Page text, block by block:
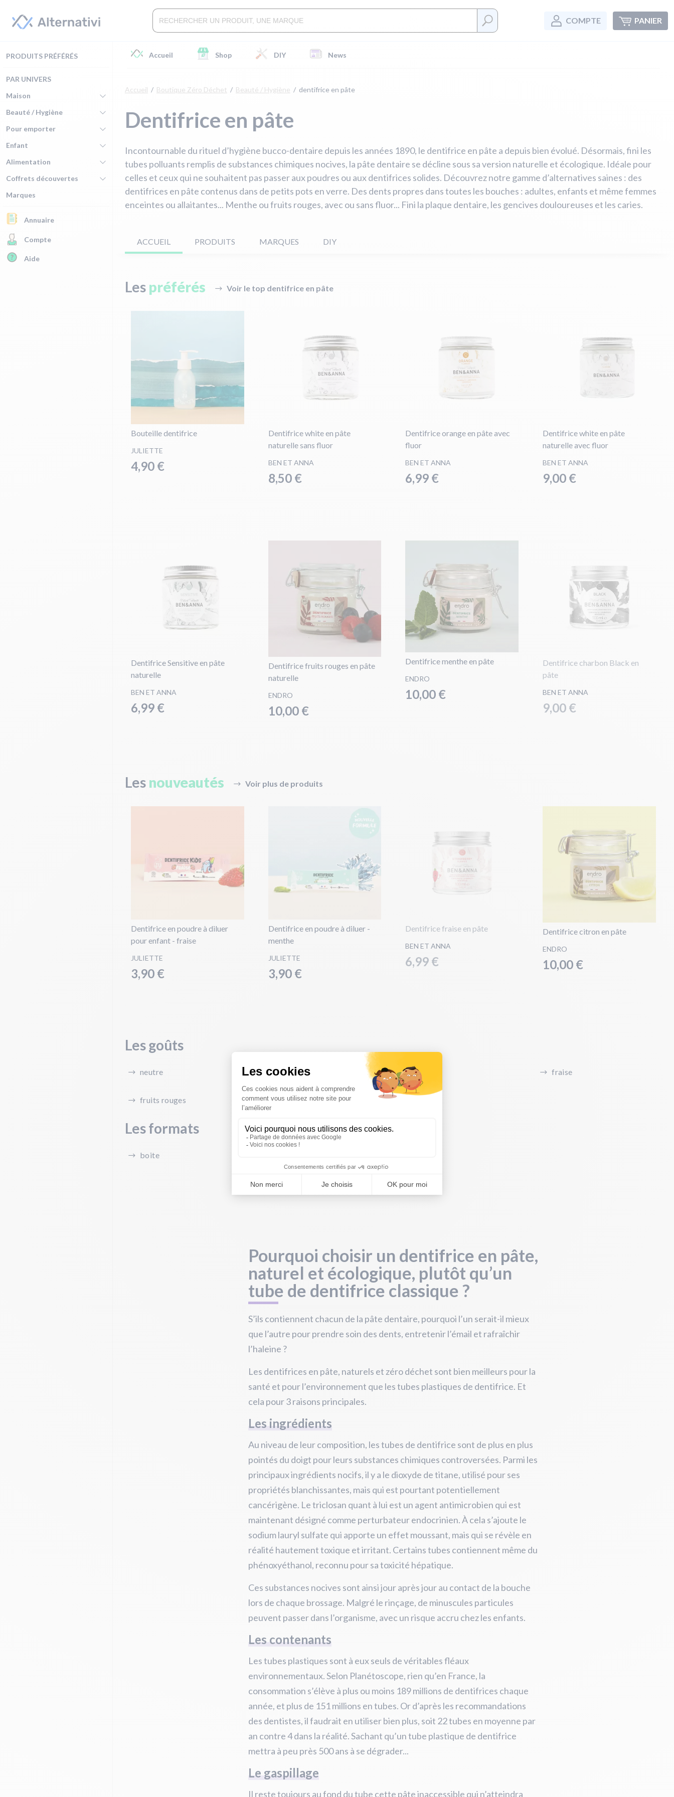
COMPTE PANIER
PRODUITS PRÉFÉRÉS
PAR UNIVERS
Maison
Beauté / Hygiène
Pour emporter
Enfant
Alimentation
Coffrets découvertes
Marques
Annuaire
Compte
Aide
Accueil Shop DIY News
Accueil Boutique Zéro Déchet Beauté / Hygiène dentifrice en pâte
Dentifrice en pâte
Incontournable du rituel d’hygiène bucco-dentaire depuis les années 1890, le dentifrice en pâte a depuis bien évolué. Désormais, fini les
tubes polluants remplis de substances chimiques nocives, la pâte dentaire se décline sous sa version naturelle et écologique. Idéale pour
celles et ceux qui ne souhaitent pas passer aux poudres ou aux dentifrices solides. Découvrez notre gamme d’alternatives saines : des
dentifrices en pâte contenus dans de petits pots en verre. Des dents propres dans toutes les bouches : adultes, enfants et même femmes
enceintes ou allaitantes... Menthe ou fruits rouges, avec ou sans fluor... Fini la plaque dentaire, les gencives douloureuses et les caries.
ACCUEIL PRODUITS MARQUES DIY
Les préférés Voir le top dentifrice en pâte
Bouteille dentifrice
JULIETTE
4,90 €
Dentifrice white en pâte
naturelle sans fluor
BEN ET ANNA
8,50 €
Dentifrice orange en pâte avec
fluor
BEN ET ANNA
6,99 €
Dentifrice white en pâte
naturelle avec fluor
BEN ET ANNA
9,00 €
Dentifrice Sensitive en pâte
naturelle
BEN ET ANNA
6,99 €
Dentifrice fruits rouges en pâte
naturelle
ENDRO
10,00 €
Dentifrice menthe en pâte
ENDRO
10,00 €
Dentifrice charbon Black en
pâte
BEN ET ANNA
9,00 €
Les nouveautés Voir plus de produits
Dentifrice en poudre à diluer
pour enfant - fraise
JULIETTE
3,90 €
Dentifrice en poudre à diluer -
menthe
JULIETTE
3,90 €
Dentifrice fraise en pâte
BEN ET ANNA
6,99 €
Dentifrice citron en pâte
ENDRO
10,00 €
Les goûts
neutre menthe citron fraise
fruits rouges orange naturelle
Les formats
boite
Pourquoi choisir un dentifrice en pâte,
naturel et écologique, plutôt qu’un
tube de dentifrice classique ?
S’ils contiennent chacun de la pâte dentaire, pourquoi l’un serait-il mieux
que l’autre pour prendre soin des dents, entretenir l’émail et rafraîchir
l’haleine ?
Les dentifrices en pâte, naturels et zéro déchet sont bien meilleurs pour la
santé et pour l’environnement que les tubes plastiques de dentifrice. Et
cela pour 3 raisons principales.
Les ingrédients
Au niveau de leur composition, les tubes de dentifrice sont de plus en plus
pointés du doigt pour leurs substances chimiques controversées. Parmi les
principaux ingrédients nocifs, il y a le dioxyde de titane, utilisé pour ses
propriétés blanchissantes, mais qui est pourtant potentiellement
cancérigène. Le triclosan quant à lui est un agent antimicrobien qui est
maintenant désigné comme perturbateur endocrinien. À cela s’ajoute le
sodium lauryl sulfate qui apporte un effet moussant, mais qui se révèle en
réalité hautement toxique et irritant. Certains tubes contiennent même du
phénoxyéthanol, reconnu pour sa toxicité hépatique.
Ces substances nocives sont ainsi jour après jour au contact de la bouche
lors de chaque brossage. Malgré le rinçage, de minuscules particules
peuvent passer dans l’organisme, avec un risque accru chez les enfants.
Les contenants
Les tubes plastiques sont à eux seuls de véritables fléaux
environnementaux. Selon Planétoscope, rien qu’en France, la
consommation s’élève à plus ou moins 189 millions de dentifrices chaque
année, et plus de 151 millions en tubes. Or d’après les recommandations
des dentistes, il faudrait en utiliser bien plus, soit 22 tubes en moyenne par
an contre 4 dans la réalité. Sachant qu’un tube plastique de dentifrice
mettra à peu près 500 ans à se dégrader...
Le gaspillage
Il reste toujours au fond du tube cette pâte inaccessible qui n’atteindra